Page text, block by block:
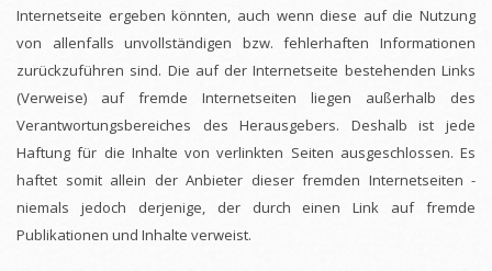
Internetseite ergeben könnten, auch wenn diese auf die Nutzung
von allenfalls unvollständigen bzw. fehlerhaften Informationen
zurückzuführen sind. Die auf der Internetseite bestehenden Links
(Verweise) auf fremde Internetseiten liegen außerhalb des
Verantwortungsbereiches des Herausgebers. Deshalb ist jede
Haftung für die Inhalte von verlinkten Seiten ausgeschlossen. Es
haftet somit allein der Anbieter dieser fremden Internetseiten -
niemals jedoch derjenige, der durch einen Link auf fremde
Publikationen und Inhalte verweist.